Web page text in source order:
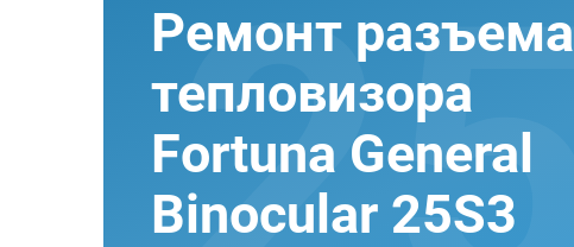
Ремонт разъема
тепловизора
Fortuna General
Binocular 25S3